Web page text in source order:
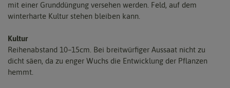
mit einer Grunddüngung versehen werden. Feld, auf dem
winterharte Kultur stehen bleiben kann.
Kultur
Reihenabstand 10–15cm. Bei breitwürfiger Aussaat nicht zu
dicht säen, da zu enger Wuchs die Entwicklung der Pflanzen
hemmt.